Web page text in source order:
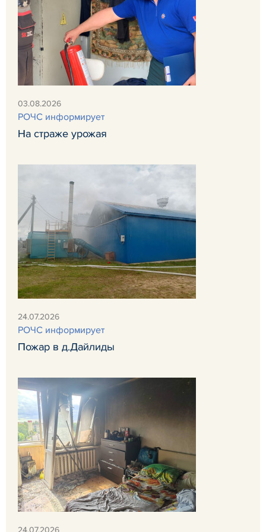
03.08.2026
РОЧС информирует
На страже урожая
24.07.2026
РОЧС информирует
Пожар в д.Дайлиды
24.07.2026